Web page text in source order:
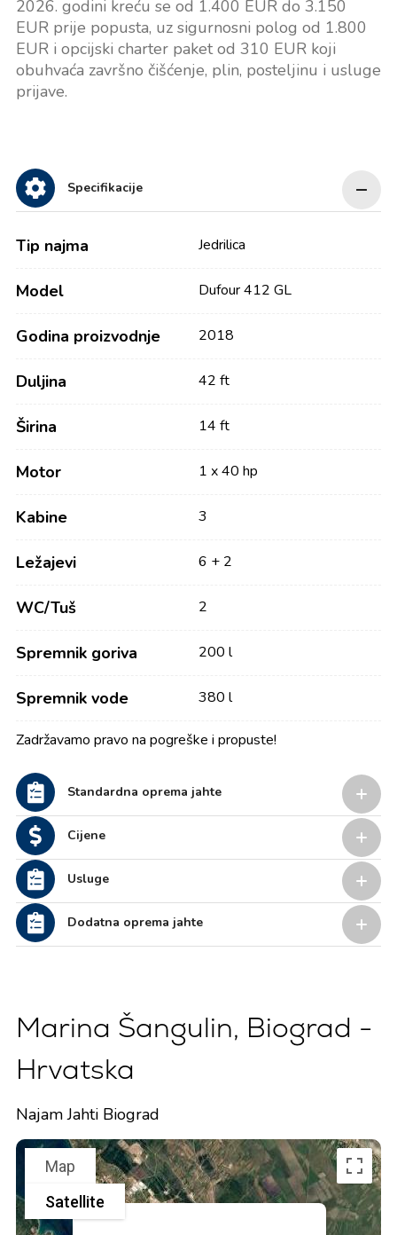
2026. godini kreću se od 1.400 EUR do 3.150
EUR prije popusta, uz sigurnosni polog od 1.800
EUR i opcijski charter paket od 310 EUR koji
obuhvaća završno čišćenje, plin, posteljinu i usluge
prijave.
Specifikacije
Tip najma Jedrilica
Model Dufour 412 GL
Godina proizvodnje 2018
Duljina 42 ft
Širina 14 ft
Motor 1 x 40 hp
Kabine 3
Ležajevi 6 + 2
WC/Tuš 2
Spremnik goriva 200 l
Spremnik vode 380 l
Zadržavamo pravo na pogreške i propuste!
Standardna oprema jahte
Cijene
Usluge
Dodatna oprema jahte
Marina Šangulin, Biograd -
Hrvatska
Najam Jahti Biograd
Map
Satellite